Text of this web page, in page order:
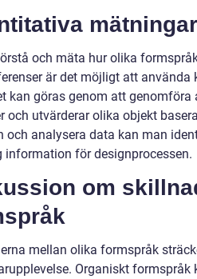
och mäta hur olika
är det möjligt att
kan göras genom att
och utvärderar olika objekt
och analysera data kan man
information för designprocessen.
om
mellan olika formspråk
Organiskt formspråk